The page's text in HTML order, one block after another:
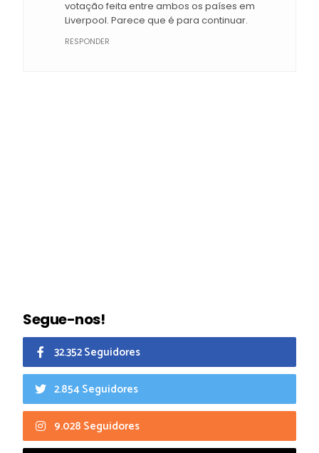
votação feita entre ambos os países em
Liverpool. Parece que é para continuar.
RESPONDER
Segue-nos!
32.352 Seguidores
2.854 Seguidores
9.028 Seguidores